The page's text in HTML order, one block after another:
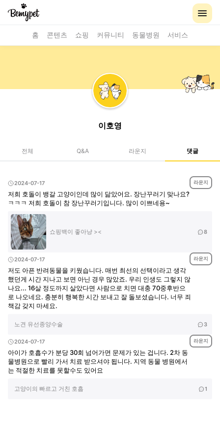
홈 콘텐츠 쇼핑 커뮤니티 동물병원 서비스
이호영
전체 Q&A 라운지 댓글
2024-07-17 라운지
저희 호돌이 뱅갈 고양이인데 많이 닮았어요. 장난꾸러기 맞나요?
ㅋㅋㅋ 저희 호돌이 참 장난꾸러기입니다. 많이 이쁘네용~
쇼핑백이 좋아냥 >< 8
2024-07-17 라운지
저도 아픈 반려동물을 키웠습니다. 매번 최선의 선택이라고 생각
했던게 시간 지나고 보면 아닌 경우 많았죠. 우리 인생도 그렇지 않
나요... 16살 정도까지 살았다면 사람으로 치면 대충 70중후반으
로 나오네요. 충분히 행복한 시간 보내고 잘 돌보셨습니다. 너무 죄
책감 갖지 마세요.
노견 유선종양수술 3
2024-07-17 라운지
아이가 호흡수가 분당 30회 넘어가면 문제가 있는 겁니다. 2차 동
물병원으로 빨리 가서 치료 받으셔야 됩니다. 지역 동물 병원에서
는 적절한 치료를 못할수도 있어요
고양이의 빠르고 거친 호흡 1